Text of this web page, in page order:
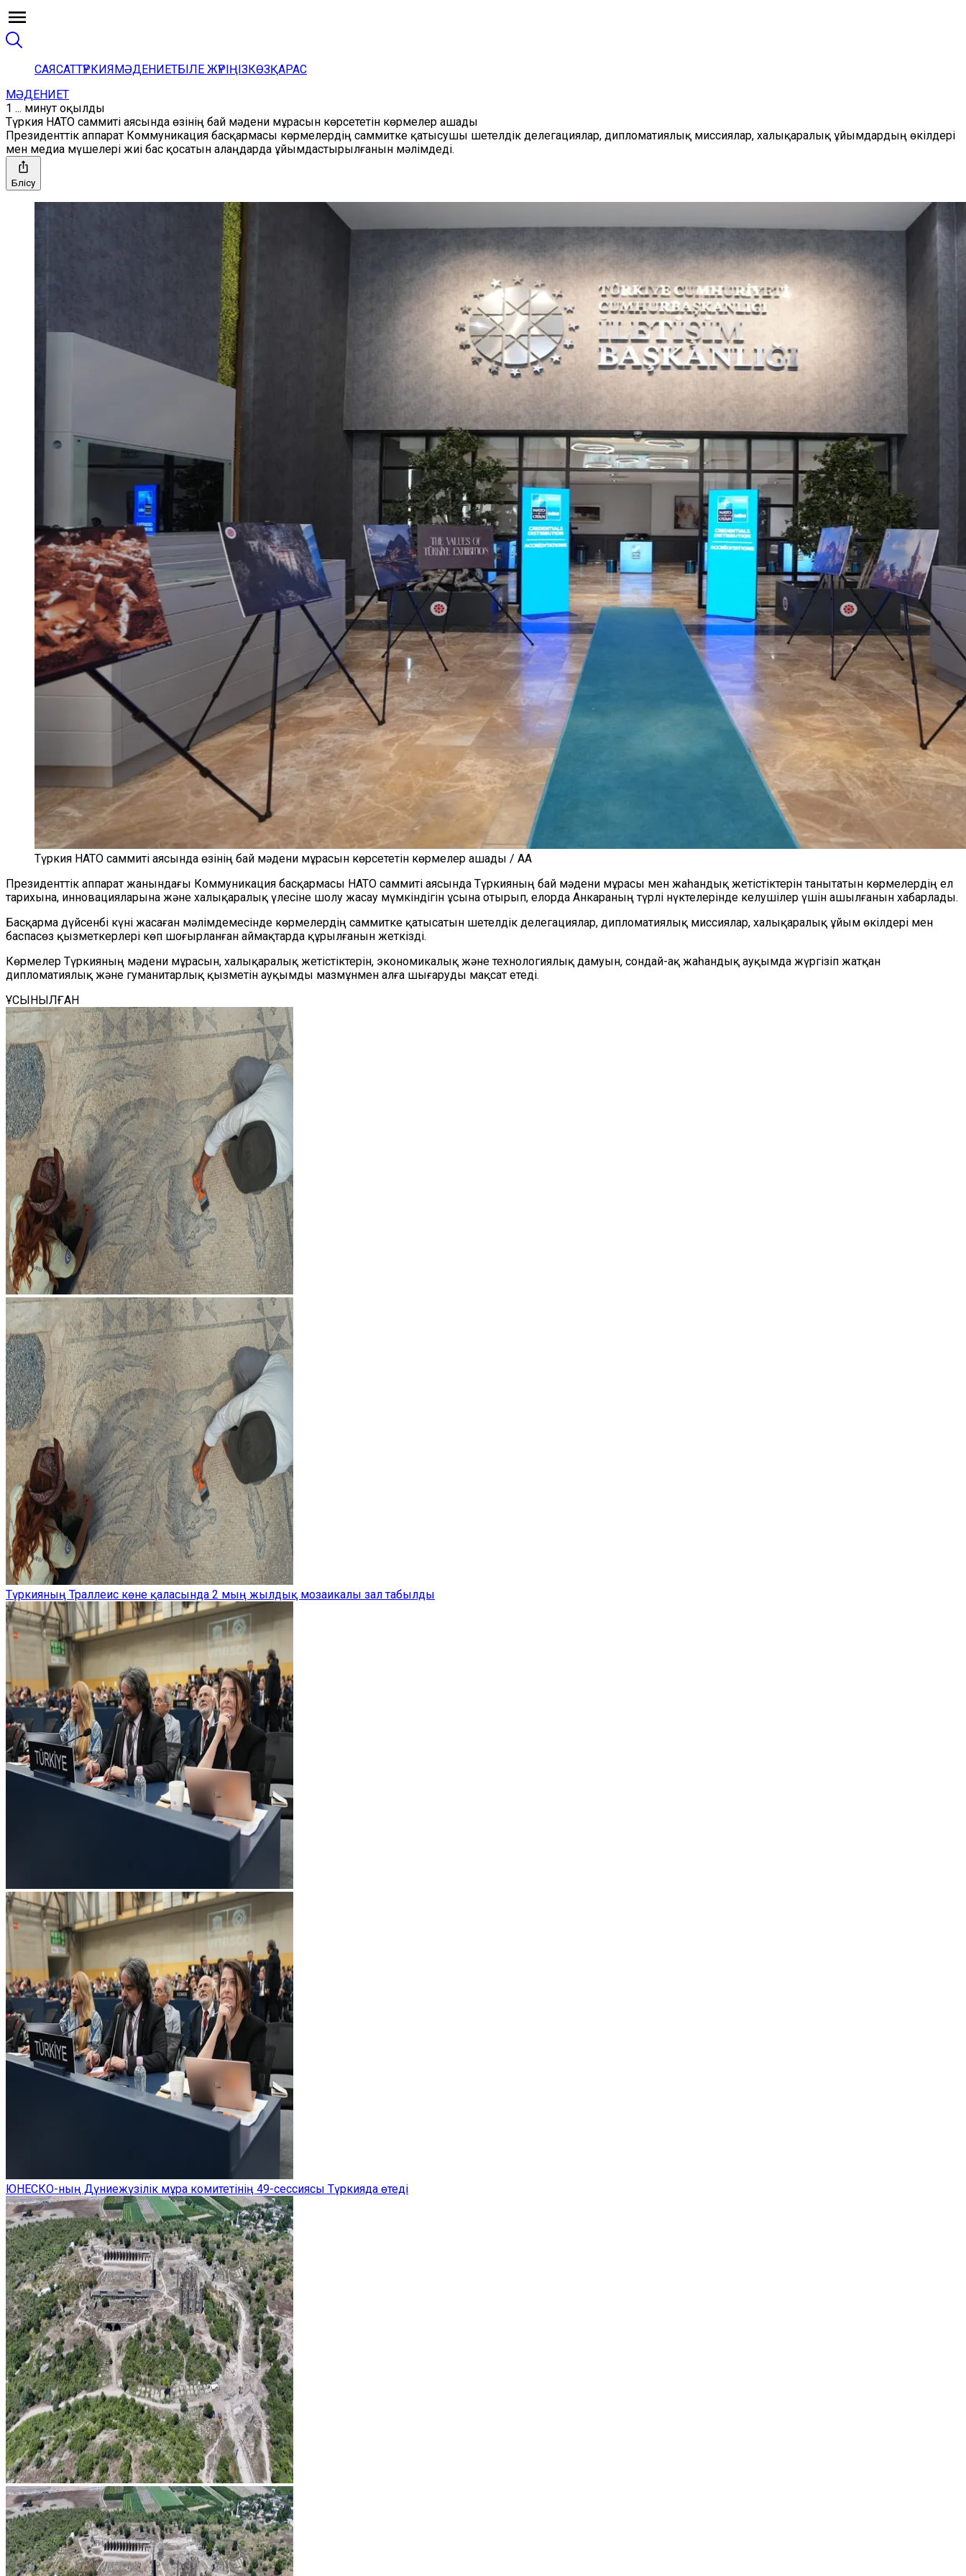
САЯСАТТҮРКИЯМӘДЕНИЕТБІЛЕ ЖҮРІҢІЗКӨЗҚАРАС
МӘДЕНИЕТ
1 ... минут оқылды
Түркия НАТО саммиті аясында өзінің бай мәдени мұрасын көрсететін көрмелер ашады
Президенттік аппарат Коммуникация басқармасы көрмелердің саммитке қатысушы шетелдік делегациялар, дипломатиялық миссиялар, халықаралық ұйымдардың өкілдері
мен медиа мүшелері жиі бас қосатын алаңдарда ұйымдастырылғанын мәлімдеді.
Бөлісу
Түркия НАТО саммиті аясында өзінің бай мәдени мұрасын көрсететін көрмелер ашады / AA
Президенттік аппарат жанындағы Коммуникация басқармасы НАТО саммиті аясында Түркияның бай мәдени мұрасы мен жаһандық жетістіктерін танытатын көрмелердің ел
тарихына, инновацияларына және халықаралық үлесіне шолу жасау мүмкіндігін ұсына отырып, елорда Анкараның түрлі нүктелерінде келушілер үшін ашылғанын хабарлады.
Басқарма дүйсенбі күні жасаған мәлімдемесінде көрмелердің саммитке қатысатын шетелдік делегациялар, дипломатиялық миссиялар, халықаралық ұйым өкілдері мен
баспасөз қызметкерлері көп шоғырланған аймақтарда құрылғанын жеткізді.
Көрмелер Түркияның мәдени мұрасын, халықаралық жетістіктерін, экономикалық және технологиялық дамуын, сондай-ақ жаһандық ауқымда жүргізіп жатқан
дипломатиялық және гуманитарлық қызметін ауқымды мазмұнмен алға шығаруды мақсат етеді.
ҰСЫНЫЛҒАН
Түркияның Траллеис көне қаласында 2 мың жылдық мозаикалы зал табылды
ЮНЕСКО-ның Дүниежүзілік мұра комитетінің 49-сессиясы Түркияда өтеді